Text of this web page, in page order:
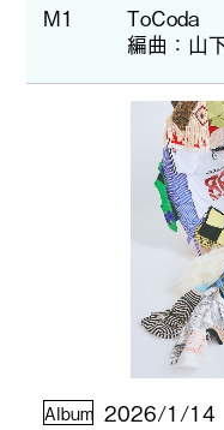
M1
ToCoda
編曲
山
Album 2026/1/14